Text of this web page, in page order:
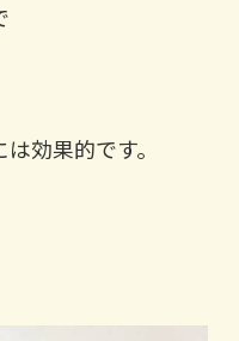
効果的です。